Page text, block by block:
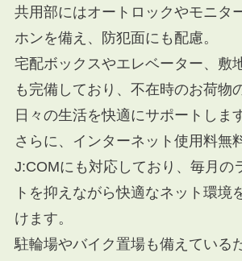
共用部にはオートロックやモニタ
ホンを備え、防犯面にも配慮。
宅配ボックスやエレベーター、敷
も完備しており、不在時のお荷物
日々の生活を快適にサポートしま
さらに、インターネット使用料無
J:COMにも対応しており、毎月の
トを抑えながら快適なネット環境
けます。
駐輪場やバイク置場も備えている